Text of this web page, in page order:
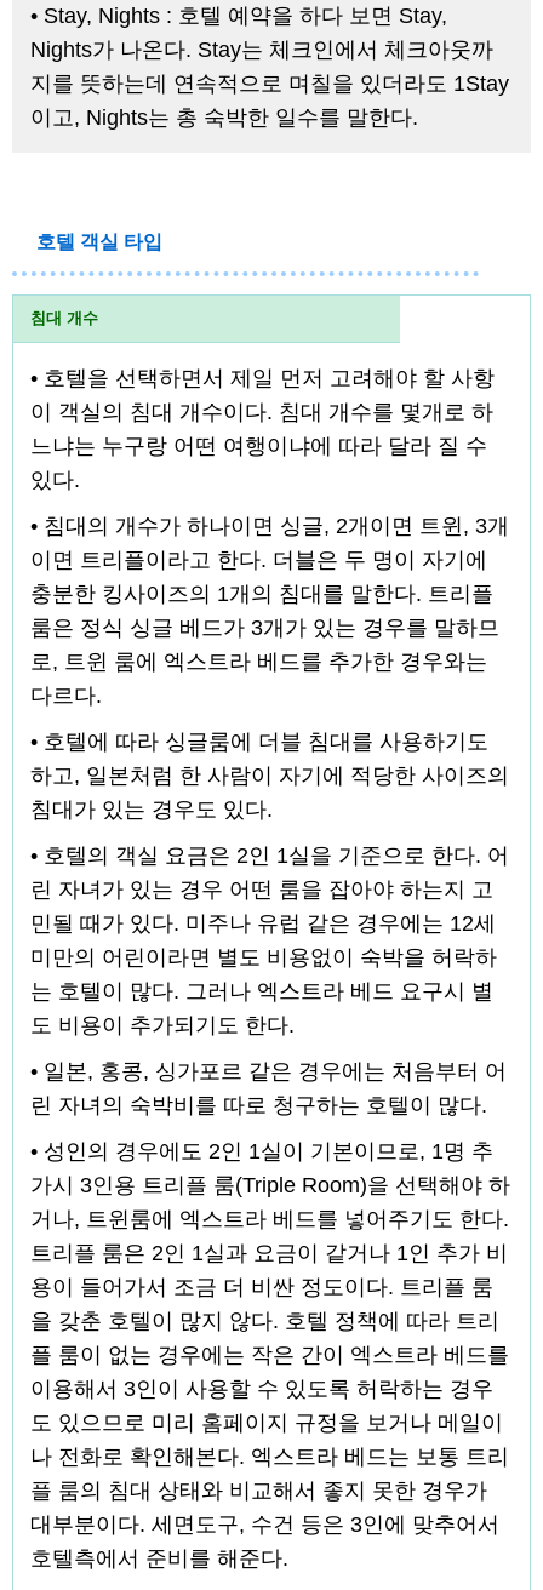
• Stay, Nights : 호텔 예약을 하다 보면 Stay,
Nights가 나온다. Stay는 체크인에서 체크아웃까
지를 뜻하는데 연속적으로 며칠을 있더라도 1Stay
이고, Nights는 총 숙박한 일수를 말한다.
호텔 객실 타입
침대 개수
• 호텔을 선택하면서 제일 먼저 고려해야 할 사항
이 객실의 침대 개수이다. 침대 개수를 몇개로 하
느냐는 누구랑 어떤 여행이냐에 따라 달라 질 수
있다.
• 침대의 개수가 하나이면 싱글, 2개이면 트윈, 3개
이면 트리플이라고 한다. 더블은 두 명이 자기에
충분한 킹사이즈의 1개의 침대를 말한다. 트리플
룸은 정식 싱글 베드가 3개가 있는 경우를 말하므
로, 트윈 룸에 엑스트라 베드를 추가한 경우와는
다르다.
• 호텔에 따라 싱글룸에 더블 침대를 사용하기도
하고, 일본처럼 한 사람이 자기에 적당한 사이즈의
침대가 있는 경우도 있다.
• 호텔의 객실 요금은 2인 1실을 기준으로 한다. 어
린 자녀가 있는 경우 어떤 룸을 잡아야 하는지 고
민될 때가 있다. 미주나 유럽 같은 경우에는 12세
미만의 어린이라면 별도 비용없이 숙박을 허락하
는 호텔이 많다. 그러나 엑스트라 베드 요구시 별
도 비용이 추가되기도 한다.
• 일본, 홍콩, 싱가포르 같은 경우에는 처음부터 어
린 자녀의 숙박비를 따로 청구하는 호텔이 많다.
• 성인의 경우에도 2인 1실이 기본이므로, 1명 추
가시 3인용 트리플 룸(Triple Room)을 선택해야 하
거나, 트윈룸에 엑스트라 베드를 넣어주기도 한다.
트리플 룸은 2인 1실과 요금이 같거나 1인 추가 비
용이 들어가서 조금 더 비싼 정도이다. 트리플 룸
을 갖춘 호텔이 많지 않다. 호텔 정책에 따라 트리
플 룸이 없는 경우에는 작은 간이 엑스트라 베드를
이용해서 3인이 사용할 수 있도록 허락하는 경우
도 있으므로 미리 홈페이지 규정을 보거나 메일이
나 전화로 확인해본다. 엑스트라 베드는 보통 트리
플 룸의 침대 상태와 비교해서 좋지 못한 경우가
대부분이다. 세면도구, 수건 등은 3인에 맞추어서
호텔측에서 준비를 해준다.